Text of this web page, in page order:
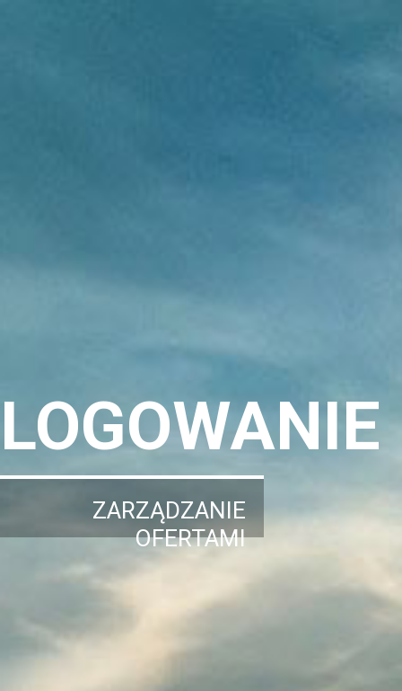
LOGOWANIE
ZARZĄDZANIE
OFERTAMI